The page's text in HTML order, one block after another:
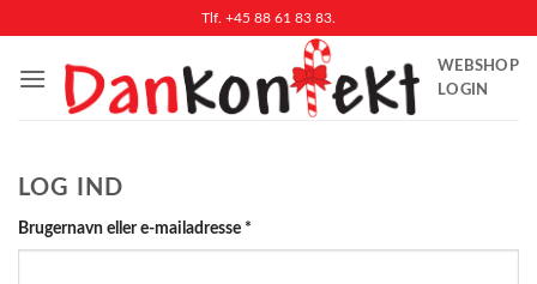
indhold
Tlf. +45 88 61 83 83.
WEBSHOP
LOGIN
LOG IND
Brugernavn eller e-mailadresse *